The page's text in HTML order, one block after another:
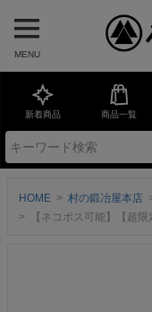
MENU
新着商品 商品一覧
HOME 村の鍛冶屋本店
【ネコポス可能】【超限定色】ハンドクリエーション